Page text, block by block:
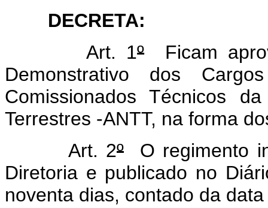
DECRETA:
Art. 1ºFicam
Demonstrativo dos
Comissionados Técnicos
Terrestres -ANTT, na forma
Art. 2º O regimento
Diretoria e publicado no
noventa dias, contado da